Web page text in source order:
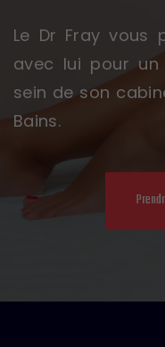
Le Dr Fray vous
avec lui pour un
sein de son
Bains.